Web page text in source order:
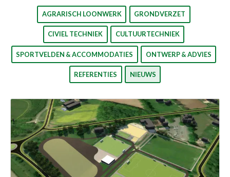
AGRARISCH LOONWERK GRONDVERZET
CIVIEL TECHNIEK CULTUURTECHNIEK
SPORTVELDEN & ACCOMMODATIES ONTWERP & ADVIES
REFERENTIES NIEUWS